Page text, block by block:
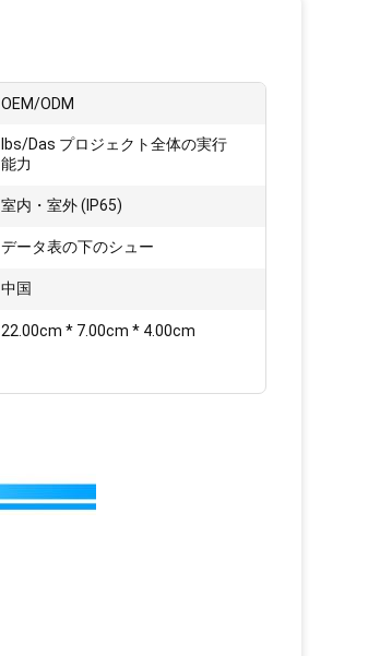
OEM/ODM
Ibs/Das プロジェクト全体の実行
能力
室内・室外 (IP65)
データ表の下のシュー
中国
22.00cm * 7.00cm * 4.00cm